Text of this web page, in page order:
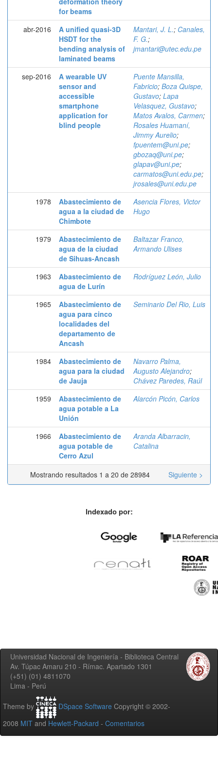
for beams
abr-2016
A unified quasi-3D
HSDT for the
bending analysis of
laminated beams
Mantari, J. L.; Canales,
F. G.;
jmantari@utec.edu.pe
sep-2016
A wearable UV
sensor and
accessible
smartphone
application for
blind people
Puente Mansilla,
Fabricio; Boza Quispe,
Gustavo; Lapa
Velasquez, Gustavo;
Matos Avalos, Carmen;
Rosales Huamaní,
Jimmy Aurelio;
fpuentem@uni.pe;
gbozaq@uni.pe;
glapav@uni.pe;
carmatos@uni.edu.pe;
jrosales@uni.edu.pe
1978
Abastecimiento de
agua a la ciudad de
Chimbote
Asencia Flores, Victor
Hugo
1979
Abastecimiento de
agua de la ciudad
de Sihuas-Ancash
Baltazar Franco,
Armando Ulises
1963
Abastecimiento de
agua de Lurín
Rodríguez León, Julio
1965
Abastecimiento de
agua para cinco
localidades del
departamento de
Ancash
Seminario Del Rio, Luis
1984
Abastecimiento de
agua para la ciudad
de Jauja
Navarro Palma,
Augusto Alejandro;
Chávez Paredes, Raúl
1959
Abastecimiento de
agua potable a La
Unión
Alarcón Picón, Carlos
1966
Abastecimiento de
agua potable de
Cerro Azul
Aranda Albarracin,
Catalina
Mostrando resultados 1 a 20 de 28984 Siguiente >
Indexado por:
Universidad Nacional de Ingeniería - Biblioteca Central
Av. Túpac Amaru 210 - Rímac. Apartado 1301
(+51) (01) 4811070
Lima - Perú
Theme by DSpace Software Copyright © 2002-
2008 MIT and Hewlett-Packard - Comentarios